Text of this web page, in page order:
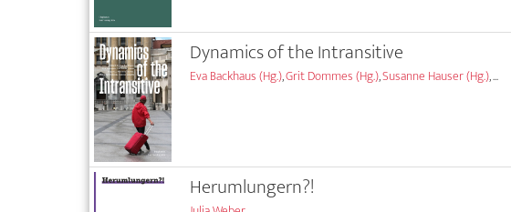
Dynamics of the Intransitive
Eva Backhaus (Hg.),Grit Dommes (Hg.),Susanne Hauser (Hg.), ...
Herumlungern?!